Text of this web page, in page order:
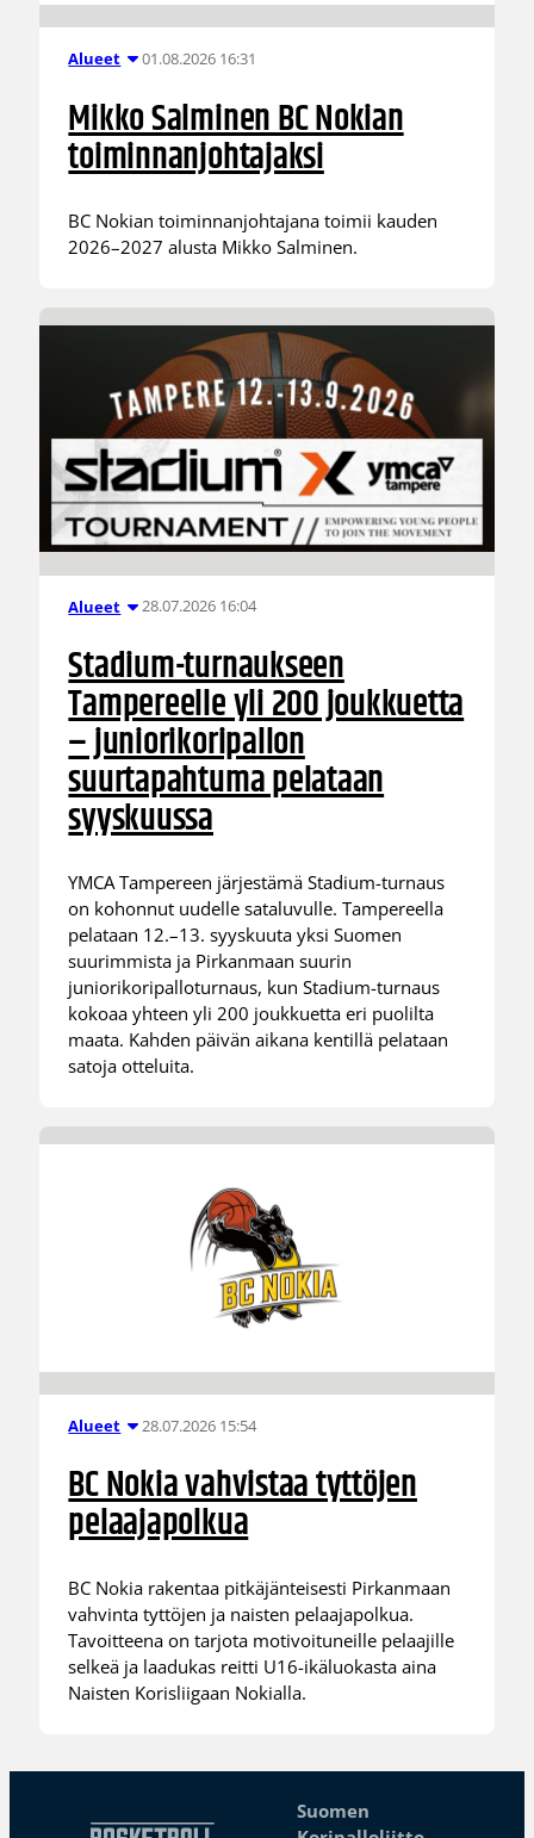
Alueet 01.08.2026 16:31
Mikko Salminen BC Nokian
toiminnanjohtajaksi
BC Nokian toiminnanjohtajana toimii kauden
2026–2027 alusta Mikko Salminen.
Alueet 28.07.2026 16:04
Stadium-turnaukseen
Tampereelle yli 200 joukkuetta
– juniorikoripallon
suurtapahtuma pelataan
syyskuussa
YMCA Tampereen järjestämä Stadium-turnaus
on kohonnut uudelle sataluvulle. Tampereella
pelataan 12.–13. syyskuuta yksi Suomen
suurimmista ja Pirkanmaan suurin
juniorikoripalloturnaus, kun Stadium-turnaus
kokoaa yhteen yli 200 joukkuetta eri puolilta
maata. Kahden päivän aikana kentillä pelataan
satoja otteluita.
Alueet 28.07.2026 15:54
BC Nokia vahvistaa tyttöjen
pelaajapolkua
BC Nokia rakentaa pitkäjänteisesti Pirkanmaan
vahvinta tyttöjen ja naisten pelaajapolkua.
Tavoitteena on tarjota motivoituneille pelaajille
selkeä ja laadukas reitti U16-ikäluokasta aina
Naisten Korisliigaan Nokialla.
Suomen